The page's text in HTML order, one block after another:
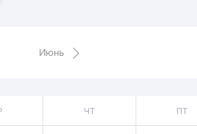
Июнь
ЧТ ПТ